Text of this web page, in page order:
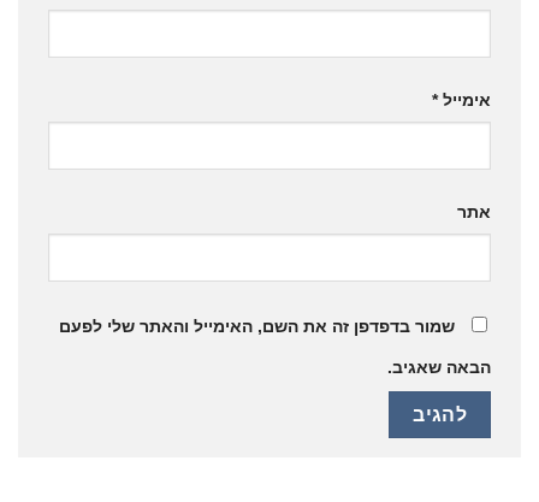
אימייל*
אתר
שמור בדפדפן זה את השם, האימייל והאתר שלי לפעם
הבאה שאגיב.